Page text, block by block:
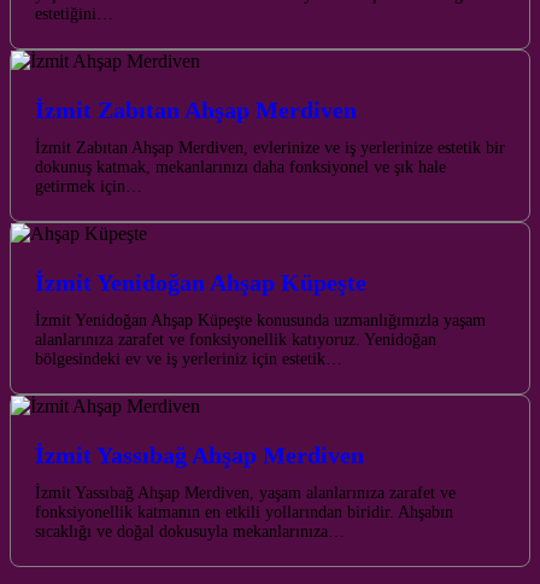
estetiğini…
İzmit Zabıtan Ahşap Merdiven
İzmit Zabıtan Ahşap Merdiven, evlerinize ve iş yerlerinize estetik bir
dokunuş katmak, mekanlarınızı daha fonksiyonel ve şık hale
getirmek için…
İzmit Yenidoğan Ahşap Küpeşte
İzmit Yenidoğan Ahşap Küpeşte konusunda uzmanlığımızla yaşam
alanlarınıza zarafet ve fonksiyonellik katıyoruz. Yenidoğan
bölgesindeki ev ve iş yerleriniz için estetik…
İzmit Yassıbağ Ahşap Merdiven
İzmit Yassıbağ Ahşap Merdiven, yaşam alanlarınıza zarafet ve
fonksiyonellik katmanın en etkili yollarından biridir. Ahşabın
sıcaklığı ve doğal dokusuyla mekanlarınıza…